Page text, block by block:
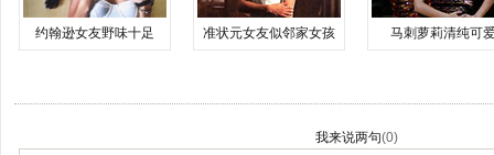
约翰逊女友野味十足 准状元女友似邻家女孩 马刺萝莉清纯可
我来说两句(0)